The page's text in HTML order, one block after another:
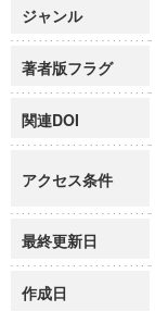
ジャンル
著者版フラグ
関連DOI
アクセス条件
最終更新日
作成日